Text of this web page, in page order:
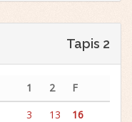
Tapis 2
1 2
F
3 13
16